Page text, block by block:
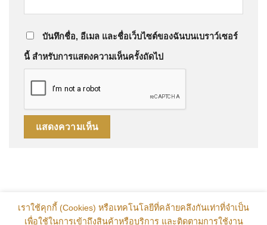
บันทึกชื่อ, อีเมล และชื่อเว็บไซต์ของฉันบนเบราว์เซอร์
นี้ สำหรับการแสดงความเห็นครั้งถัดไป
เราใช้คุกกี้ (Cookies) หรือเทคโนโลยีที่คล้ายคลึงกันเท่าที่จำเป็น
เพื่อใช้ในการเข้าถึงสินค้าหรือบริการ และติดตามการใช้งาน